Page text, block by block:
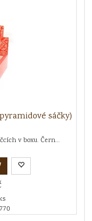
sáčky)
v boxu. Čern...